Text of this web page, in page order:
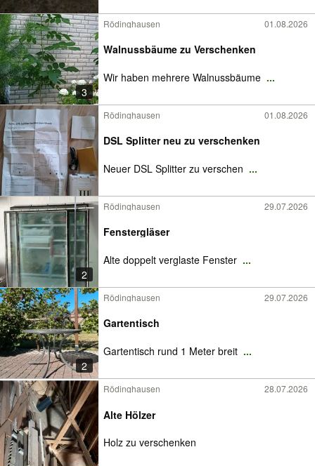
3
Rödinghausen 01.08.2026
Walnussbäume zu Verschenken
Wir haben mehrere Walnussbäume ...
Rödinghausen 01.08.2026
DSL Splitter neu zu verschenken
Neuer DSL Splitter zu verschen ...
2
Rödinghausen 29.07.2026
Fenstergläser
Alte doppelt verglaste Fenster ...
2
Rödinghausen 29.07.2026
Gartentisch
Gartentisch rund 1 Meter breit ...
Rödinghausen 28.07.2026
Alte Hölzer
Holz zu verschenken